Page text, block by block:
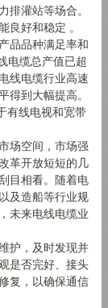
排灌站等场合。
良好和稳定 。
品品种满足率和
电缆总产值已超
线电缆行业高速
得到大幅提高。
有线电视和宽带
场空间，市场强
革开放短短的几
目相看。随着电
及造船等行业规
未来电线电缆业
护，及时发现并
是否完好、接头
复，以确保通信